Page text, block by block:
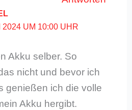
2024 UM 10:00 UHR
Akku selber. So
nicht und bevor ich
genießen ich die volle
Akku hergibt.